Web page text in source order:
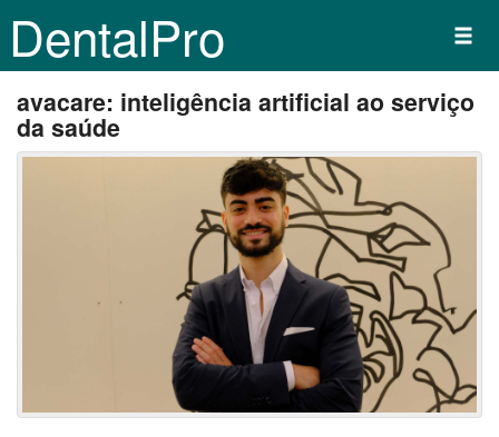
DentalPro
avacare: inteligência artificial ao serviço
da saúde